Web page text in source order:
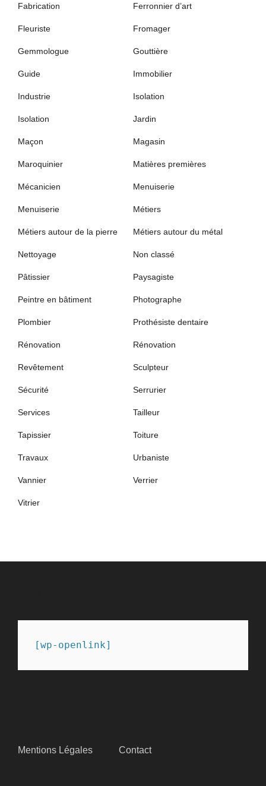
Fabrication Ferronnier d’art
Fleuriste Fromager
Gemmologue Gouttière
Guide Immobilier
Industrie Isolation
Isolation Jardin
Maçon Magasin
Maroquinier Matières premières
Mécanicien Menuiserie
Menuiserie Métiers
Métiers autour de la pierre Métiers autour du métal
Nettoyage Non classé
Pâtissier Paysagiste
Peintre en bâtiment Photographe
Plombier Prothésiste dentaire
Rénovation Rénovation
Revêtement Sculpteur
Sécurité Serrurier
Services Tailleur
Tapissier Toiture
Travaux Urbaniste
Vannier Verrier
Vitrier
[wp-openlink]
Mentions Légales Contact